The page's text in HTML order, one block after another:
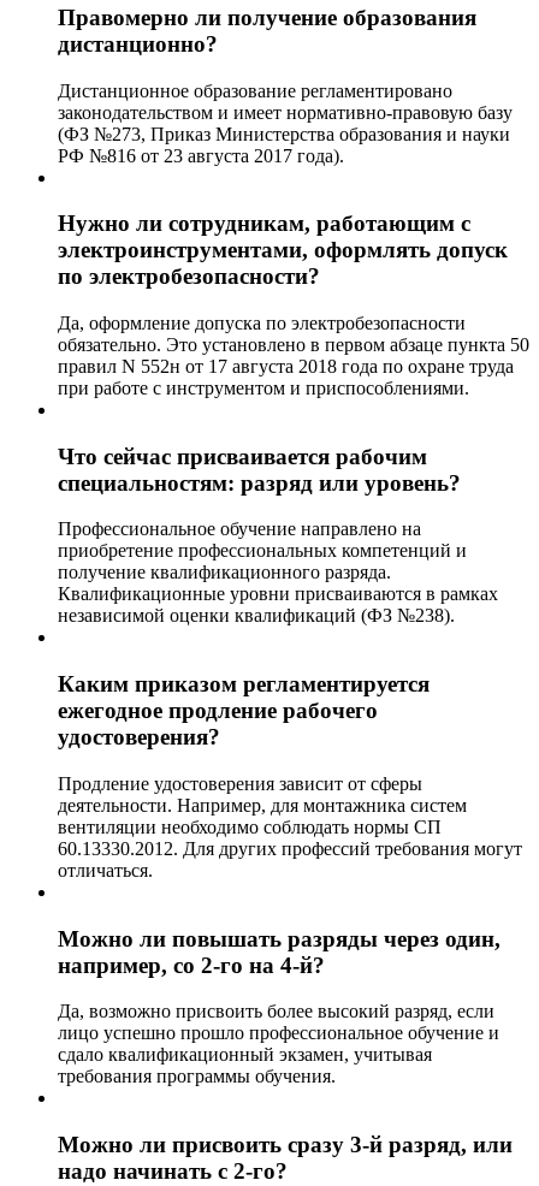
Правомерно ли получение образования
дистанционно?
Дистанционное образование регламентировано
законодательством и имеет нормативно-правовую базу
(ФЗ №273, Приказ Министерства образования и науки
РФ №816 от 23 августа 2017 года).
Нужно ли сотрудникам, работающим с
электроинструментами, оформлять допуск
по электробезопасности?
Да, оформление допуска по электробезопасности
обязательно. Это установлено в первом абзаце пункта 50
правил N 552н от 17 августа 2018 года по охране труда
при работе с инструментом и приспособлениями.
Что сейчас присваивается рабочим
специальностям: разряд или уровень?
Профессиональное обучение направлено на
приобретение профессиональных компетенций и
получение квалификационного разряда.
Квалификационные уровни присваиваются в рамках
независимой оценки квалификаций (ФЗ №238).
Каким приказом регламентируется
ежегодное продление рабочего
удостоверения?
Продление удостоверения зависит от сферы
деятельности. Например, для монтажника систем
вентиляции необходимо соблюдать нормы СП
60.13330.2012. Для других профессий требования могут
отличаться.
Можно ли повышать разряды через один,
например, со 2-го на 4-й?
Да, возможно присвоить более высокий разряд, если
лицо успешно прошло профессиональное обучение и
сдало квалификационный экзамен, учитывая
требования программы обучения.
Можно ли присвоить сразу 3-й разряд, или
надо начинать с 2-го?